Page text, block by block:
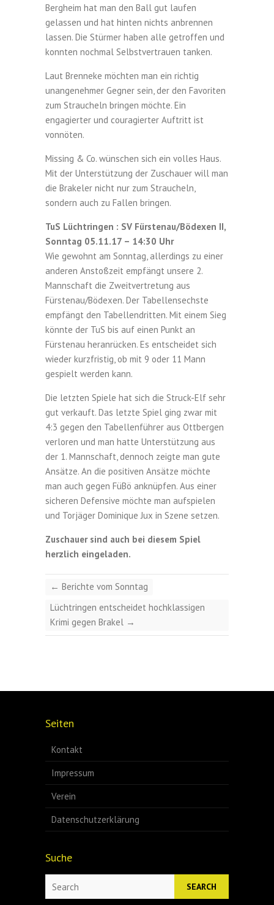
Bergheim hat man den Ball gut laufen
gelassen und hat hinten nichts anbrennen
lassen. Die Stürmer haben alle getroffen und
konnten nochmal Selbstvertrauen tanken.
Laut Brenneke möchten man ein richtig
unangenehmer Gegner sein, der den Favoriten
zum Straucheln bringen möchte. Ein
engagierter und couragierter Auftritt ist
vonnöten.
Missing & Co. wünschen sich ein volles Haus.
Mit der Unterstützung der Zuschauer will man
die Brakeler nicht nur zum Straucheln,
sondern auch zu Fallen bringen.
TuS Lüchtringen : SV Fürstenau/Bödexen II,
Sonntag 05.11.17 – 14:30 Uhr
Wie gewohnt am Sonntag, allerdings zu einer
anderen Anstoßzeit empfängt unsere 2.
Mannschaft die Zweitvertretung aus
Fürstenau/Bödexen. Der Tabellensechste
empfängt den Tabellendritten. Mit einem Sieg
könnte der TuS bis auf einen Punkt an
Fürstenau heranrücken. Es entscheidet sich
wieder kurzfristig, ob mit 9 oder 11 Mann
gespielt werden kann.
Die letzten Spiele hat sich die Struck-Elf sehr
gut verkauft. Das letzte Spiel ging zwar mit
4:3 gegen den Tabellenführer aus Ottbergen
verloren und man hatte Unterstützung aus
der 1. Mannschaft, dennoch zeigte man gute
Ansätze. An die positiven Ansätze möchte
man auch gegen FüBö anknüpfen. Aus einer
sicheren Defensive möchte man aufspielen
und Torjäger Dominique Jux in Szene setzen.
Zuschauer sind auch bei diesem Spiel
herzlich eingeladen.
← Berichte vom Sonntag
Lüchtringen entscheidet hochklassigen
Krimi gegen Brakel →
Seiten
Kontakt
Impressum
Verein
Datenschutzerklärung
Suche
Search